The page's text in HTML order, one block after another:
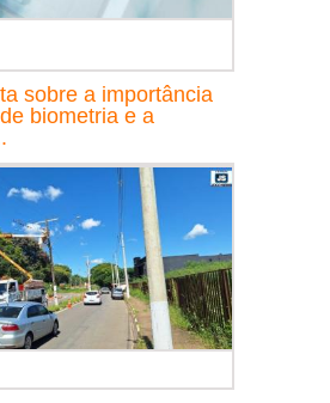
sobre a importância
biometria e a